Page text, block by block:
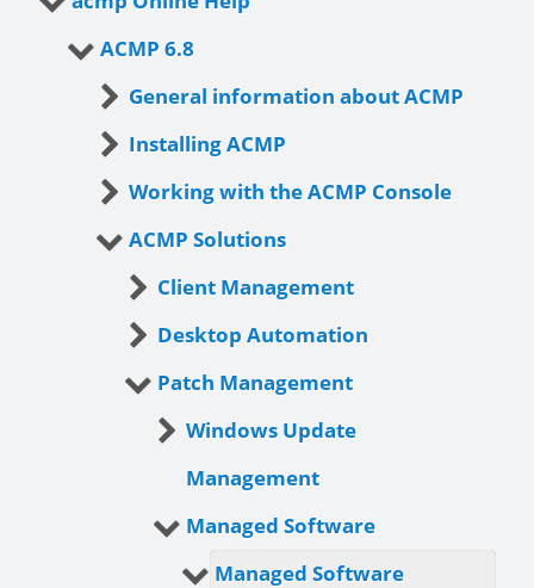
ACMP 6.8
General information about ACMP
Installing ACMP
Working with the ACMP Console
ACMP Solutions
Client Management
Desktop Automation
Patch Management
Windows Update
Management
Managed Software
Managed Software